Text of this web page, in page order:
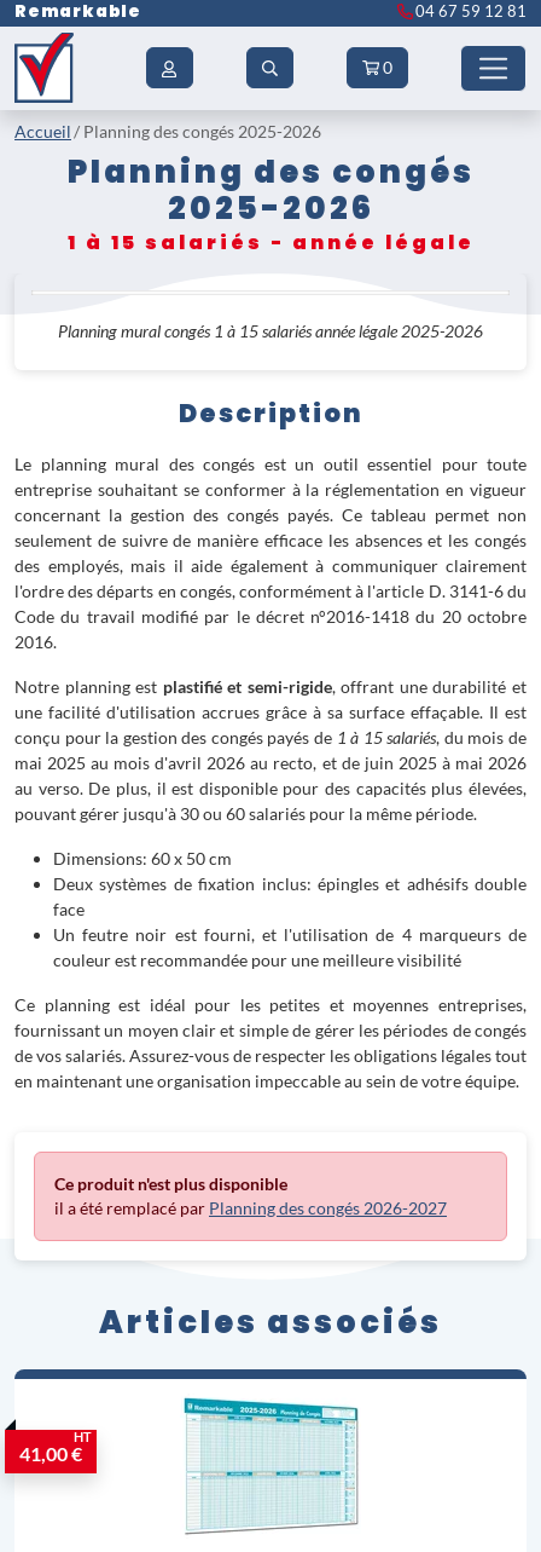
Remarkable 04 67 59 12 81
0
Accueil Planning des congés 2025-2026
Planning des congés
2025-2026
1 à 15 salariés - année légale
Planning mural congés 1 à 15 salariés année légale 2025-2026
Description
Le planning mural des congés est un outil essentiel pour toute
entreprise souhaitant se conformer à la réglementation en vigueur
concernant la gestion des congés payés. Ce tableau permet non
seulement de suivre de manière efficace les absences et les congés
des employés, mais il aide également à communiquer clairement
l'ordre des départs en congés, conformément à l'article D. 3141-6 du
Code du travail modifié par le décret n°2016-1418 du 20 octobre
2016.
Notre planning est plastifié et semi-rigide, offrant une durabilité et
une facilité d'utilisation accrues grâce à sa surface effaçable. Il est
conçu pour la gestion des congés payés de 1 à 15 salariés, du mois de
mai 2025 au mois d'avril 2026 au recto, et de juin 2025 à mai 2026
au verso. De plus, il est disponible pour des capacités plus élevées,
pouvant gérer jusqu'à 30 ou 60 salariés pour la même période.
Dimensions: 60 x 50 cm
Deux systèmes de fixation inclus: épingles et adhésifs double
face
Un feutre noir est fourni, et l'utilisation de 4 marqueurs de
couleur est recommandée pour une meilleure visibilité
Ce planning est idéal pour les petites et moyennes entreprises,
fournissant un moyen clair et simple de gérer les périodes de congés
de vos salariés. Assurez-vous de respecter les obligations légales tout
en maintenant une organisation impeccable au sein de votre équipe.
Ce produit n'est plus disponible
il a été remplacé par Planning des congés 2026-2027
Articles associés
41,00 €
HT